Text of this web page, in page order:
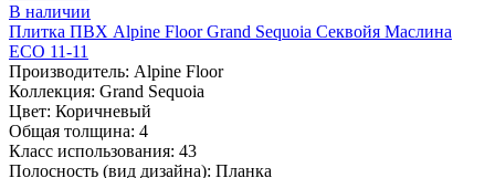
В наличии
Плитка ПВХ Alpine Floor Grand Sequoia Секвойя Маслина
ECO 11-11
Производитель: Alpine Floor
Коллекция: Grand Sequoia
Цвет: Коричневый
Общая толщина: 4
Класс использования: 43
Полосность (вид дизайна): Планка